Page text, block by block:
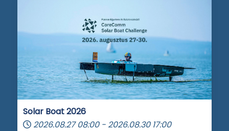
Solar Boat 2026
2026.08.27 08:00 - 2026.08.30 17:00